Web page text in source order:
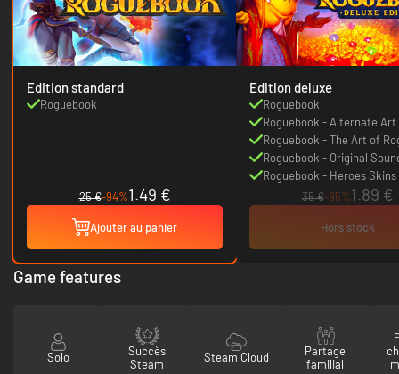
Edition standard
Roguebook
25 €-94%1.49 €
Ajouter au panier
Edition deluxe
Roguebook
Roguebook - Alternate Art
Roguebook - The Art of
Roguebook - Original
Roguebook - Heroes
35 €-95%1.89 €
Hors stock
Game features
Solo
Succès
Steam
Steam Cloud
Partage
familial